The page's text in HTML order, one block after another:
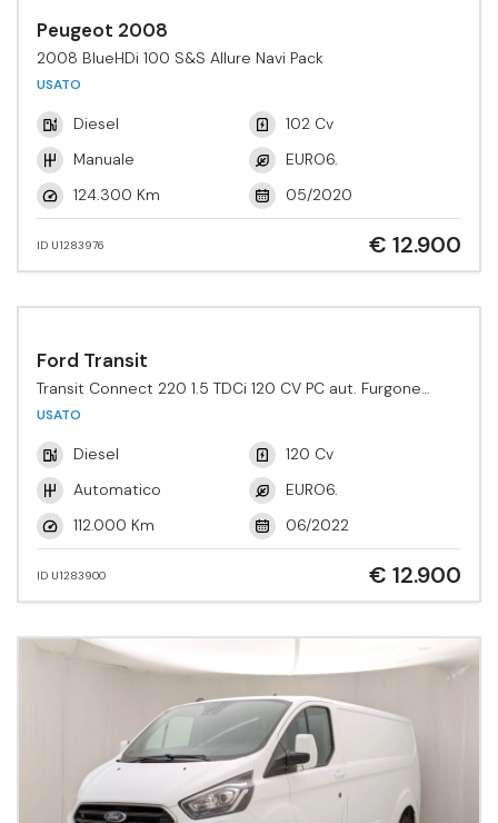
Peugeot 2008
2008 BlueHDi 100 S&S Allure Navi Pack
USATO
Diesel
102 Cv
Manuale
EURO6.
124.300 Km
05/2020
ID U1283976 € 12.900
Ford Transit
Transit Connect 220 1.5 TDCi 120 CV PC aut. Furgone
Active
USATO
Diesel
120 Cv
Automatico
EURO6.
112.000 Km
06/2022
ID U1283900 € 12.900